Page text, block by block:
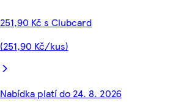
251,90 Kč s Clubcard
(251,90 Kč/kus)
Nabídka platí do 24. 8. 2026